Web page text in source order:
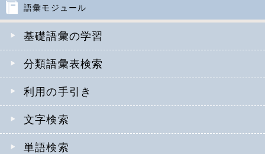
語彙モジュール
基礎語彙の学習
分類語彙表検索
利用の手引き
文字検索
単語検索